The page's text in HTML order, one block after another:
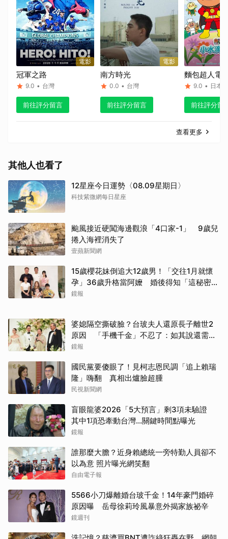
電影
冠軍之路
9.0 • 台灣
前往評分留言
電影
南方時光
0.0 • 台灣
前往評分留言
麵包超人電
滴的英雄！
9.0 • 日本
前往評分留
查看更多
其他人也看了
12星座今日運勢〈08.09星期日〉
科技紫微網每日星座
颱風接近硬闖海邊觀浪「4口家-1」 9歲兒
捲入海裡消失了
壹蘋新聞網
15歲櫻花妹倒追大12歲男！「交往1月就懷
孕」36歲升格當阿嬤 婚後得知「這秘密」
傻眼了
鏡報
婆媳隔空撕破臉？台玻夫人還原長子離世2
原因 「手機千金」不忍了：如其說還需要
離開嗎？
鏡報
國民黨要傻眼了！見柯志恩民調「追上賴瑞
隆」嗨翻 真相出爐臉超腫
民視新聞網
盲眼龍婆2026「5大預言」剩3項未驗證
其中1項恐牽動台灣...關鍵時間點曝光
鏡報
誰那麼大膽？近身賴總統一旁特勤人員卻不
以為意 照片曝光網笑翻
自由電子報
5566小刀爆離婚台玻千金！14年豪門婚碎
原因曝 岳母徐莉玲風暴意外揭家族祕辛
鏡週刊